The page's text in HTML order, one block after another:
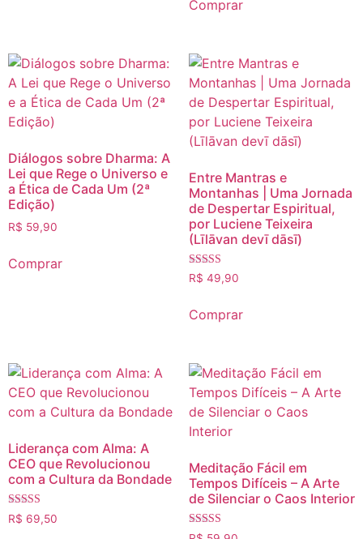
Comprar
Diálogos sobre Dharma: A
Lei que Rege o Universo e
a Ética de Cada Um (2ª
Edição)
R$ 59,90
Comprar
Entre Mantras e
Montanhas | Uma Jornada
de Despertar Espiritual,
por Luciene Teixeira
(Līlāvan devī dāsī)
Avaliação
4.00
R$ 49,90
Comprar
Liderança com Alma: A
CEO que Revolucionou
com a Cultura da Bondade
Avaliação
5.00
R$ 69,50
Meditação Fácil em
Tempos Difíceis – A Arte
de Silenciar o Caos Interior
Avaliação